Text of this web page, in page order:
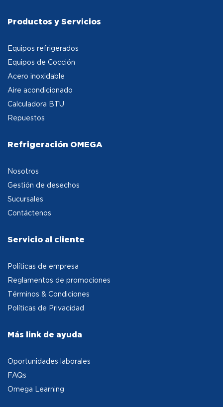
Productos y Servicios
Equipos refrigerados
Equipos de Cocción
Acero inoxidable
Aire acondicionado
Calculadora BTU
Repuestos
Refrigeración OMEGA
Nosotros
Gestión de desechos
Sucursales
Contáctenos
Servicio al cliente
Políticas de empresa
Reglamentos de promociones
Términos & Condiciones
Políticas de Privacidad
Más link de ayuda
Oportunidades laborales
FAQs
Omega Learning